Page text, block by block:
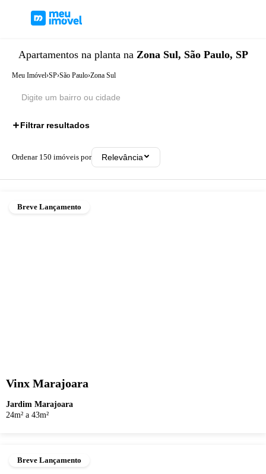
Apartamentos na planta na Zona Sul, São Paulo, SP
Meu Imóvel›SP›São Paulo›Zona Sul
Filtrar resultados
Ordenar 150 imóveis por Relevância
Breve Lançamento
Vinx Marajoara
Jardim Marajoara
24m² a 43m²
Breve Lançamento